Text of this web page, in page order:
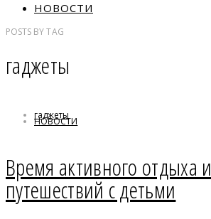
НОВОСТИ
POSTS BYTAG
гаджеты
НОВОСТИ
гаджеты
Время активного отдыха и
путешествий с детьми